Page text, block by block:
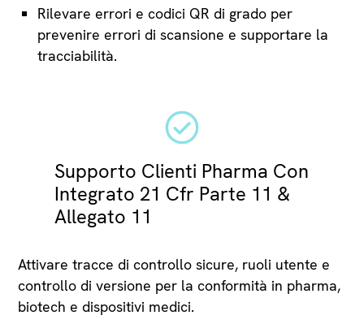
Rilevare errori e codici QR di grado per
prevenire errori di scansione e supportare la
tracciabilità.
Supporto Clienti Pharma Con
Integrato 21 Cfr Parte 11 &
Allegato 11
Attivare tracce di controllo sicure, ruoli utente e
controllo di versione per la conformità in pharma,
biotech e dispositivi medici.